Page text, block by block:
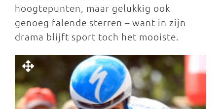
hoogtepunten, maar gelukkig ook
genoeg falende sterren – want in zijn
drama blijft sport toch het mooiste.